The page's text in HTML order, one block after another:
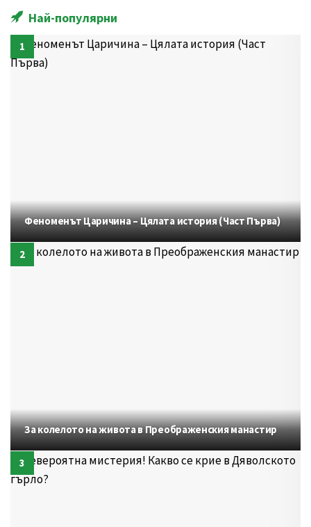
Най-популярни
Феноменът Царичина – Цялата история (Част Първа)
За колелото на живота в Преображенския манастир